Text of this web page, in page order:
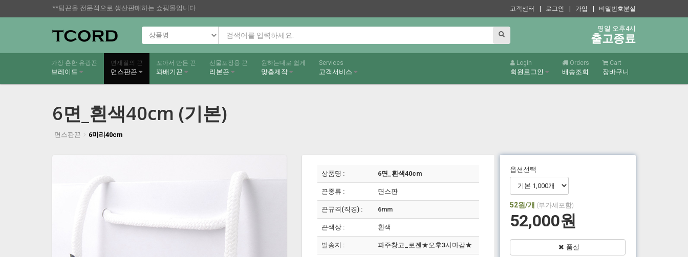
**팁끈을 전문적으로 생산판매하는 쇼핑몰입니다. 고객센터 | 로그인 | 가입 | 비밀번호분실
평일 오후4시
출고종료
가장 흔한 유광끈
브레이드
면재질의 끈
면스판끈
꼬아서 만든 끈
꽈배기끈
선물포장용 끈
리본끈
원하는대로 쉽게
맞춤제작
Services
고객서비스
Login
회원로그인
Orders
배송조회
Cart
장바구니
6면_흰색40cm (기본)
면스판끈 6미리40cm
상품명 : 6면_흰색40cm
끈종류 : 면스판
끈규격(직경) : 6mm
끈색상 : 흰색
발송지 : 파주창고_로젠★오후3시마감★
옵션선택
52원/개 (부가세포함)
52,000원
품절